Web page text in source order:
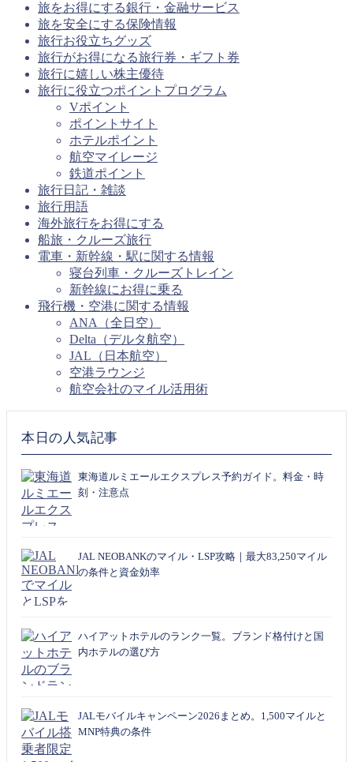
旅をお得にする銀行・金融サービス
旅を安全にする保険情報
旅行お役立ちグッズ
旅行がお得になる旅行券・ギフト券
旅行に嬉しい株主優待
旅行に役立つポイントプログラム
Vポイント
ポイントサイト
ホテルポイント
航空マイレージ
鉄道ポイント
旅行日記・雑談
旅行用語
海外旅行をお得にする
船旅・クルーズ旅行
電車・新幹線・駅に関する情報
寝台列車・クルーズトレイン
新幹線にお得に乗る
飛行機・空港に関する情報
ANA（全日空）
Delta（デルタ航空）
JAL（日本航空）
空港ラウンジ
航空会社のマイル活用術
本日の人気記事
東海道ルミエールエクスプレス予約ガイド。料金・時
刻・注意点
JAL NEOBANKのマイル・LSP攻略｜最大83,250マイル
の条件と資金効率
ハイアットホテルのランク一覧。ブランド格付けと国
内ホテルの選び方
JALモバイルキャンペーン2026まとめ。1,500マイルと
MNP特典の条件